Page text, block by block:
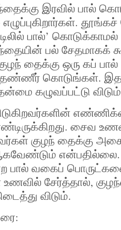
இரவில் பால்
பால்’ கொடுக்காமல்
பல் சேதமாகக்
தைக்கு ஒரு கப்
தண்ணீர் கொடுங்கள்.
கழுவப்பட்டு
சைவ
குழந் தைக்கு
என்பதில்லை.
வகைப்
சேர்த்தால்,
விடும்.